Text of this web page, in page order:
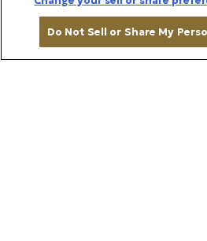
Do Not Sell or Share My